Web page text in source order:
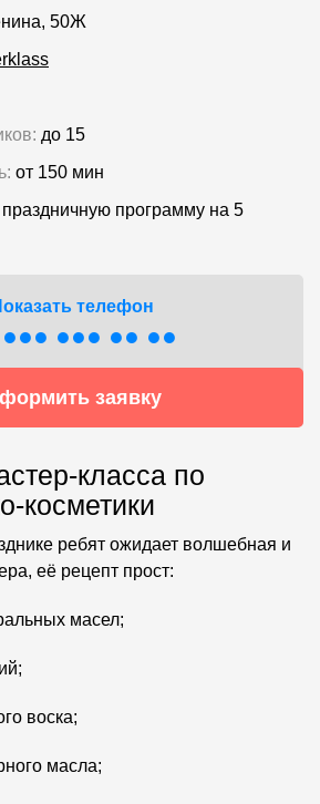
50Ж
до 15
от 150 мин
программу на 5
телефон
●●● ●●● ●● ●●
заявку
класса по
косметики
ребят ожидает волшебная и
её рецепт прост:
масел;
воска;
масла;